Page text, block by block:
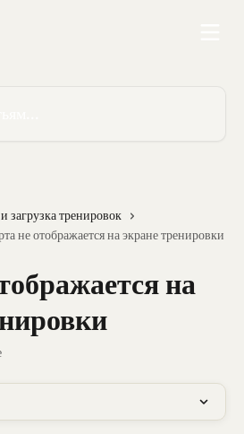
загрузка тренировок
не отображается на экране тренировки
на